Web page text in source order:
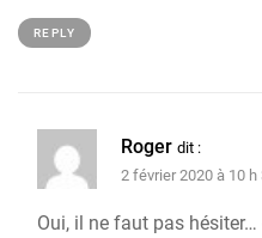
REPLY
Roger dit :
2 février 2020 à 10 h
Oui, il ne faut pas hésiter…